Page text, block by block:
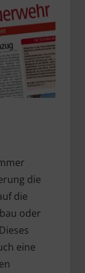
die
die
oder
eine